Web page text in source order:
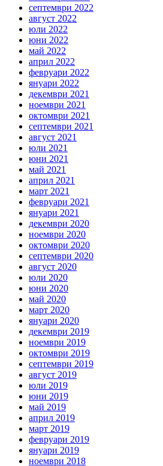
септември 2022
август 2022
юли 2022
юни 2022
май 2022
април 2022
февруари 2022
януари 2022
декември 2021
ноември 2021
октомври 2021
септември 2021
август 2021
юли 2021
юни 2021
май 2021
април 2021
март 2021
февруари 2021
януари 2021
декември 2020
ноември 2020
октомври 2020
септември 2020
август 2020
юли 2020
юни 2020
май 2020
март 2020
януари 2020
декември 2019
ноември 2019
октомври 2019
септември 2019
август 2019
юли 2019
юни 2019
май 2019
април 2019
март 2019
февруари 2019
януари 2019
ноември 2018